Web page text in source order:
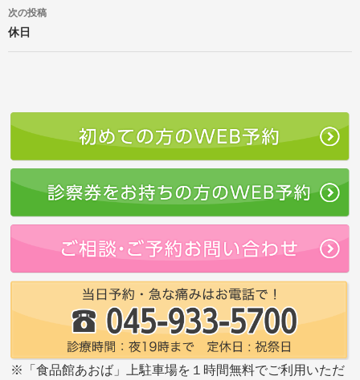
ー
シ
ョ
次の投稿
休日
※「食品館あおば」上駐車場を１時間無料でご利用いただ